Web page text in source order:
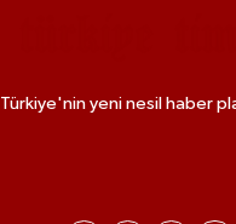
Türkiye'nin yeni nesil haber